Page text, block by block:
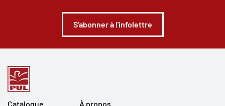
S'abonner à l'infolettre
Catalogue À propos